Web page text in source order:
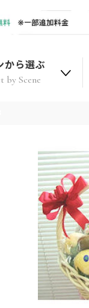
から選ぶ
by Scene